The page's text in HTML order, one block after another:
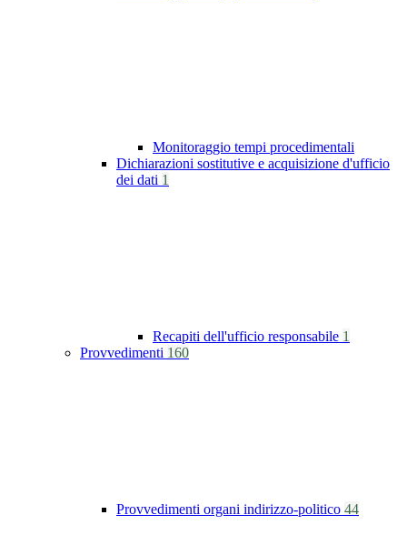
Monitoraggio tempi procedimentali
Dichiarazioni sostitutive e acquisizione d'ufficio
dei dati 1
Recapiti dell'ufficio responsabile 1
Provvedimenti 160
Provvedimenti organi indirizzo-politico 44